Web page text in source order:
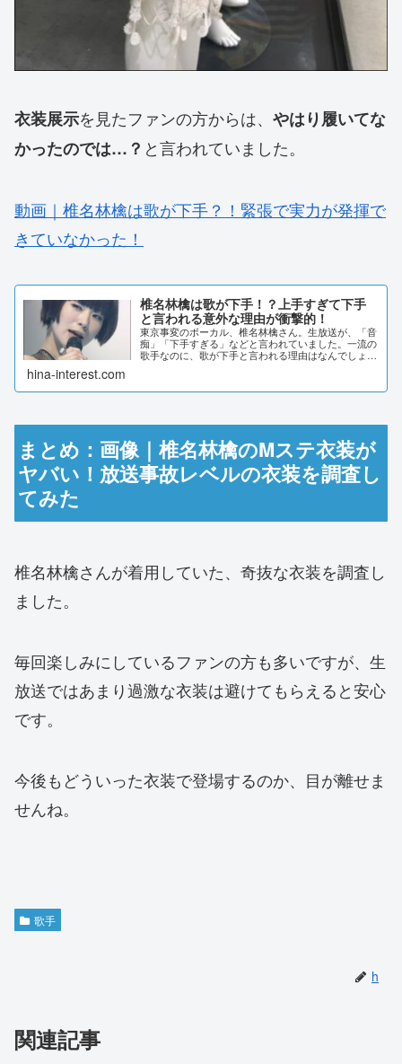
衣装展示を見たファンの方からは、 やはり履いてな
かったのでは…？ と言われていました。
動画｜椎名林檎は歌が下手？！緊張で実力が発揮で
きていなかった！
椎名林檎は歌が下手！？上手すぎて下手
と言われる意外な理由が衝撃的！
東京事変のボーカル、椎名林檎さん。生放送が、「音
痴」「下手すぎる」などと言われていました。一流の
歌手なのに、歌が下手と言われる理由はなんでしょう
hina-interest.com
まとめ：画像｜椎名林檎のMステ衣装が
ヤバい！放送事故レベルの衣装を調査し
てみた
椎名林檎さんが着用していた、奇抜な衣装を調査し
ました。
毎回楽しみにしているファンの方も多いですが、生
放送ではあまり過激な衣装は避けてもらえると安心
です。
今後もどういった衣装で登場するのか、目が離せま
せんね。
歌手
h
関連記事